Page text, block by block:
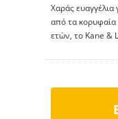
Χαράς
από τα κορυφαία
ετών, το Kane &